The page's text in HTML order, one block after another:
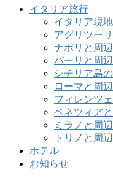
イタリア旅行
イタリア現
アグリツー
ナポリと周
バーリと周
シチリア島
ローマと周
フィレンツ
ベネツィア
ミラノと周
トリノと周
ホテル
お知らせ